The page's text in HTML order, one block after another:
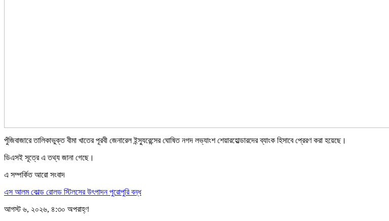
পুঁজিবাজারে তালিকাভুক্ত বীমা খাতের পূরবী জেনারেল ইন্স্যুরেন্সের ঘোষিত নগদ লভ্যাংশ শেয়ারহোল্ডারদের ব্যাংক হিসাবে প্রেরণ করা হয়েছে।
ডিএসই সূত্রে এ তথ্য জানা গেছে।
এ সম্পর্কিত আরো সংবাদ
এস আলম কোল্ড রোলড স্টিলসের উৎপাদন পুরোপুরি বন্ধ
আগস্ট ৬, ২০২৬, ৪:৩০ অপরাহ্ণ